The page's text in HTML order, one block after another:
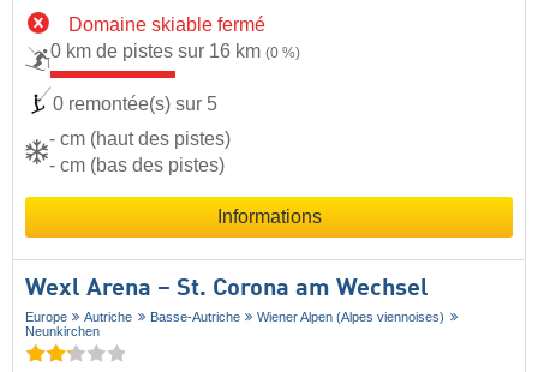
Domaine skiable fermé
0 km de pistes sur 16 km (0 %)
0 remontée(s) sur 5
- cm (haut des pistes)
- cm (bas des pistes)
Informations
Wexl Arena – St. Corona am Wechsel
Europe Autriche Basse-Autriche
Wiener Alpen (Alpes viennoises)
Neunkirchen